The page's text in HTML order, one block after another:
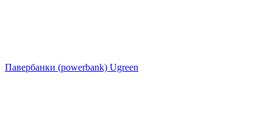
Павербанки (powerbank) Ugreen